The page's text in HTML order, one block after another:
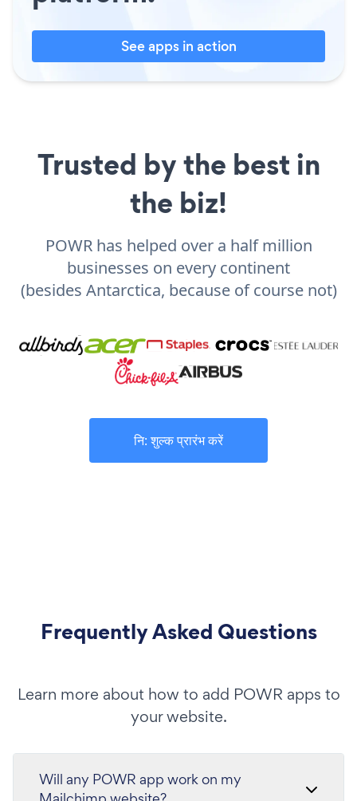
See apps in action
Trusted by the best in
the biz!
POWR has helped over a half million
businesses on every continent
(besides Antarctica, because of course not)
नि: शुल्क प्रारंभ करें
Frequently Asked Questions
Learn more about how to add POWR apps to
your website.
Will any POWR app work on my